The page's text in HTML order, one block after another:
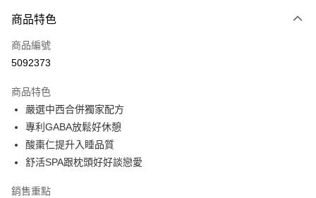
信用卡一次付款
信用卡分期付款
合作金庫商業銀行
華南商業銀行
上海商業儲蓄銀行
國泰世華商業銀行
臺灣中小企業銀行
聯邦商業銀行
超商取貨付款
LINE Pay
Apple Pay
商品特色
商品編號
5092373
商品特色
嚴選中西合併獨家配方
專利GABA放鬆好休憩
酸棗仁提升入睡品質
舒活SPA跟枕頭好好談戀愛
銷售重點